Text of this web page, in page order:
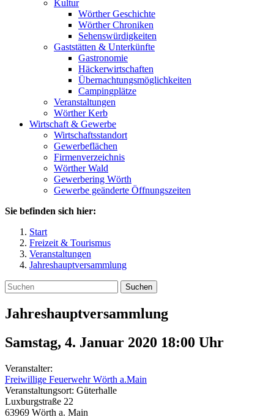
Kultur
Wörther Geschichte
Wörther Chroniken
Sehenswürdigkeiten
Gaststätten & Unterkünfte
Gastronomie
Häckerwirtschaften
Übernachtungsmöglichkeiten
Campingplätze
Veranstaltungen
Wörther Kerb
Wirtschaft & Gewerbe
Wirtschaftsstandort
Gewerbeflächen
Firmenverzeichnis
Wörther Wald
Gewerbering Wörth
Gewerbe geänderte Öffnungszeiten
Sie befinden sich hier:
Start
Freizeit & Tourismus
Veranstaltungen
Jahreshauptversammlung
Suchen
Jahreshauptversammlung
Samstag, 4. Januar 2020 18:00 Uhr
Veranstalter:
Freiwillige Feuerwehr Wörth a.Main
Veranstaltungsort: Güterhalle
Luxburgstraße 22
63969 Wörth a. Main